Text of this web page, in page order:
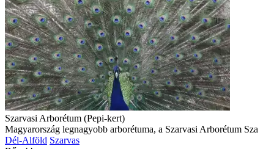
Szarvasi Arborétum (Pepi-kert)
Magyarország legnagyobb arborétuma, a Szarvasi Arborétum Sza
Dél-Alföld Szarvas